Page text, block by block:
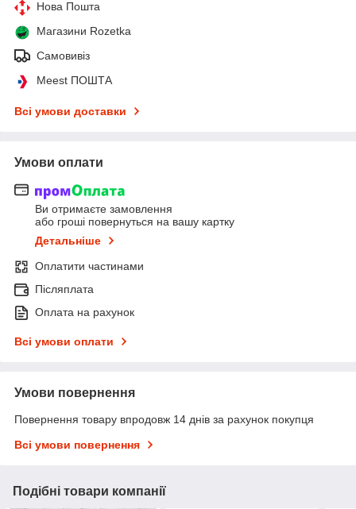
Нова Пошта
Магазини Rozetka
Самовивіз
Meest ПОШТА
Всі умови доставки
Умови оплати
Ви отримаєте замовлення
або гроші повернуться на вашу картку
Детальніше
Оплатити частинами
Післяплата
Оплата на рахунок
Всі умови оплати
Умови повернення
Повернення товару впродовж 14 днів за рахунок покупця
Всі умови повернення
Подібні товари компанії